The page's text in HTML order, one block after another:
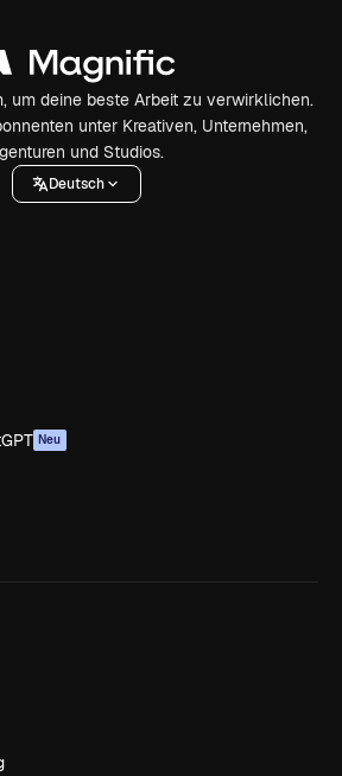
um deine beste Arbeit zu verwirklichen.
unter Kreativen, Unternehmen,
und Studios.
Deutsch
Neu